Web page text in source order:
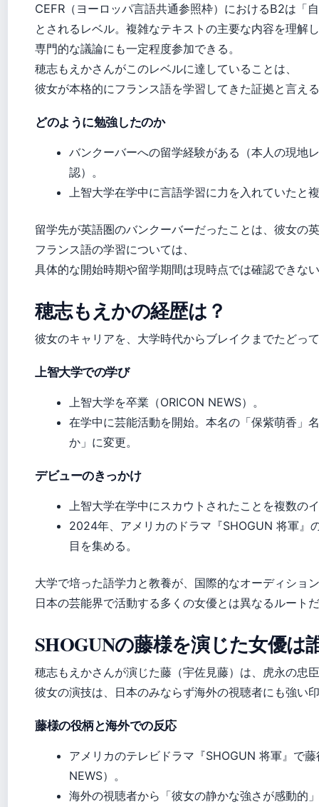
CEFR（ヨーロッパ言語共通参照枠）におけるB2は「
とされるレベル。複雑なテキストの主要な内容を理解
専門的な議論にも一定程度参加できる。
穂志もえかさんがこのレベルに達していることは、
彼女が本格的にフランス語を学習してきた証拠と言え
どのように勉強したのか
バンクーバーへの留学経験がある（本人の現地
認）。
上智大学在学中に言語学習に力を入れていたと
留学先が英語圏のバンクーバーだったことは、彼女の
フランス語の学習については、
具体的な開始時期や留学期間は現時点では確認できな
穂志もえかの経歴は？
彼女のキャリアを、大学時代からブレイクまでたどっ
上智大学での学び
上智大学を卒業（ORICON NEWS）。
在学中に芸能活動を開始。本名の「保紫萌香」
か」に変更。
デビューのきっかけ
上智大学在学中にスカウトされたことを複数の
2024年、アメリカのドラマ『SHOGUN 将軍』
目を集める。
大学で培った語学力と教養が、国際的なオーディショ
日本の芸能界で活動する多くの女優とは異なるルート
SHOGUNの藤様を演じた女優は
穂志もえかさんが演じた藤（宇佐見藤）は、虎永の忠
彼女の演技は、日本のみならず海外の視聴者にも強い
藤様の役柄と海外での反応
アメリカのテレビドラマ『SHOGUN 将軍』で
NEWS）。
海外の視聴者から「彼女の静かな強さが感動的